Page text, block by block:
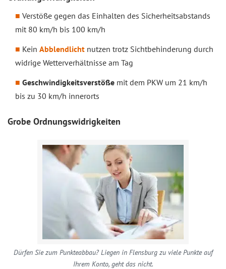
Verstöße gegen das Einhalten des Sicherheitsabstands
mit 80 km/h bis 100 km/h
Kein Abblendlicht nutzen trotz Sichtbehinderung durch
widrige Wetterverhältnisse am Tag
Geschwindigkeitsverstöße mit dem PKW um 21 km/h
bis zu 30 km/h innerorts
Grobe Ordnungswidrigkeiten
Dürfen Sie zum Punkteabbau? Liegen in Flensburg zu viele Punkte auf
Ihrem Konto, geht das nicht.